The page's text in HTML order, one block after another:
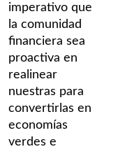
imperativo que
la comunidad
financiera sea
proactiva en
realinear
nuestras para
convertirlas en
economías
verdes e